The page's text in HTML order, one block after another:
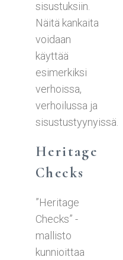
sisustuksiin.
Näitä kankaita
voidaan
käyttää
esimerkiksi
verhoissa,
verhoilussa ja
sisustustyynyissä.
Heritage
Checks
”Heritage
Checks” -
mallisto
kunnioittaa